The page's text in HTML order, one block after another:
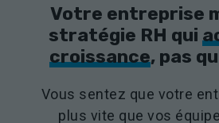
Votre entreprise
stratégie RH qui
croissance, pas
Vous sentez que votre
plus vite que vos